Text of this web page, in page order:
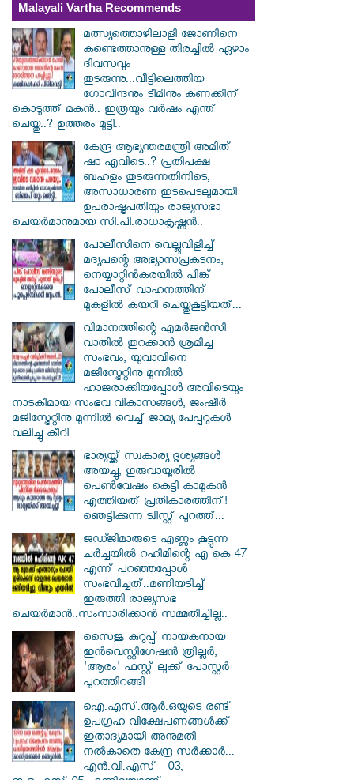
Malayali Vartha Recommends
മത്സ്യത്തൊഴിലാളി ജോണിനെ
കണ്ടെത്താനുള്ള തിരച്ചിൽ ഏഴാം
ദിവസവും
തുടരുന്നു...വീട്ടിലെത്തിയ
ഗോവിന്ദനും ടീമിനും കണക്കിന്
കൊടുത്ത് മകൻ.. ഇത്രയും വർഷം എന്ത്
ചെയ്തു..? ഉത്തരം മുട്ടി..
കേന്ദ്ര ആഭ്യന്തരമന്ത്രി അമിത്
ഷാ എവിടെ..? പ്രതിപക്ഷ
ബഹളം തുടരുന്നതിനിടെ,
അസാധാരണ ഇടപെടലുമായി
ഉപരാഷ്ട്രപതിയും രാജ്യസഭാ
ചെയർമാനുമായ സി.പി.രാധാകൃഷ്ണൻ..
പോലീസിനെ വെല്ലുവിളിച്ച്
മദ്യപന്റെ അഭ്യാസപ്രകടനം;
നെയ്യാറ്റിൻകരയിൽ പിങ്ക്
പോലീസ് വാഹനത്തിന്
മുകളിൽ കയറി ചെയ്തുകൂട്ടിയത്...
വിമാനത്തിന്റെ എമർജൻസി
വാതിൽ തുറക്കാൻ ശ്രമിച്ച
സംഭവം; യുവാവിനെ
മജിസ്ട്രേറ്റിനു മുന്നിൽ
ഹാജരാക്കിയപ്പോൾ അവിടെയും
നാടകീമായ സംഭവ വികാസങ്ങൾ; ജംഷീർ
മജിസ്ട്രേറ്റിനു മുന്നിൽ വെച്ച് ജാമ്യ പേപ്പറുകൾ
വലിച്ചു കീറി
ഭാര്യയ്ക്ക് സ്വകാര്യ ദൃശ്യങ്ങൾ
അയച്ചു; ഗുരുവായൂരിൽ
പെൺവേഷം കെട്ടി കാമുകൻ
എത്തിയത് പ്രതികാരത്തിന്!
ഞെട്ടിക്കുന്ന ട്വിസ്റ്റ് പുറത്ത്...
ജഡ്ജിമാരുടെ എണ്ണം കൂട്ടുന്ന
ചർച്ചയിൽ റഹിമിന്റെ എ കെ 47
എന്ന് പറഞ്ഞപ്പോൾ
സംഭവിച്ചത്..മണിയടിച്ച്
ഇരുത്തി രാജ്യസഭ
ചെയർമാൻ..സംസാരിക്കാൻ സമ്മതിച്ചില്ല..
സൈജു കുറുപ്പ് നായകനായ
ഇൻവെസ്റ്റിഗേഷൻ ത്രില്ലർ;
'ആരം' ഫസ്റ്റ് ലുക്ക് പോസ്റ്റർ
പുറത്തിറങ്ങി
ഐ.എസ്.ആർ.ഒയുടെ രണ്ട്
ഉപഗ്രഹ വിക്ഷേപണങ്ങൾക്ക്
ഇതാദ്യമായി അനുമതി
നൽകാതെ കേന്ദ്ര സർക്കാർ...
എൻ.വി.എസ് - 03,